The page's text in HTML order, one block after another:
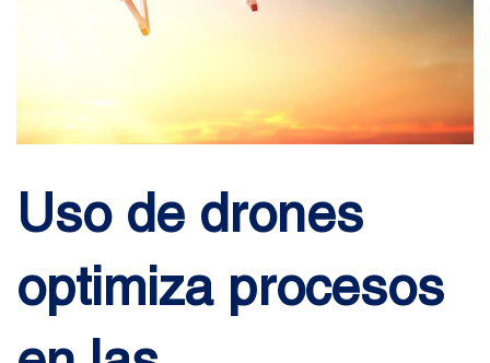
Uso de drones
optimiza procesos